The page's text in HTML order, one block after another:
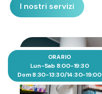
I nostri servizi
ORARIO
Lun-Sab 8:00-19:30
Dom 8:30-13:30/14:30-19:00